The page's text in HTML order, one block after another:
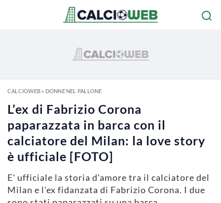
CALCIOWEB» DONNE NEL PALLONE
L’ex di Fabrizio Corona
paparazzata in barca con il
calciatore del Milan: la love story
è ufficiale [FOTO]
E' ufficiale la storia d'amore tra il calciatore del
Milan e l'ex fidanzata di Fabrizio Corona. I due